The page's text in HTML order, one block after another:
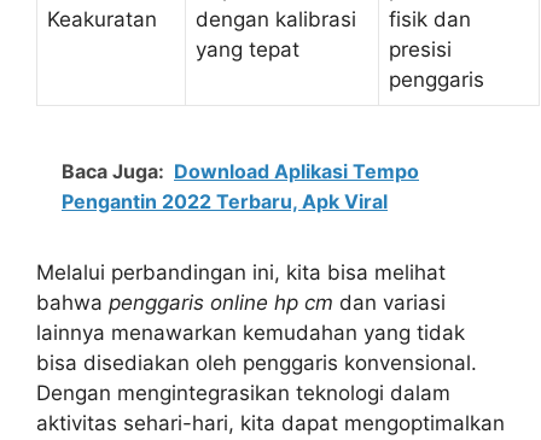
Keakuratan
dengan kalibrasi
yang tepat
fisik dan
presisi
penggaris
Baca Juga: Download Aplikasi Tempo
Pengantin 2022 Terbaru, Apk Viral
Melalui perbandingan ini, kita bisa melihat
bahwa penggaris online hp cm dan variasi
lainnya menawarkan kemudahan yang tidak
bisa disediakan oleh penggaris konvensional.
Dengan mengintegrasikan teknologi dalam
aktivitas sehari-hari, kita dapat mengoptimalkan